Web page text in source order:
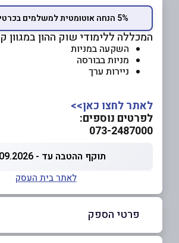
5% הנחה אוטומטית למשלמים בכרטיס המועדון
המכללה ללימודי שוק ההון במגוון
השקעה במניות
מניות בבורסה
ניירות ערך
לאתר לחצו כאן>>
לפרטים נוספים:
073-2487000
תוקף ההטבה עד - 09.09.2026
לאתר בית העסק
פרטי הספק